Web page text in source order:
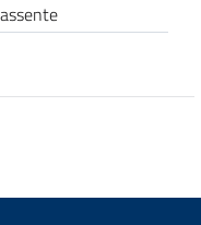
assente